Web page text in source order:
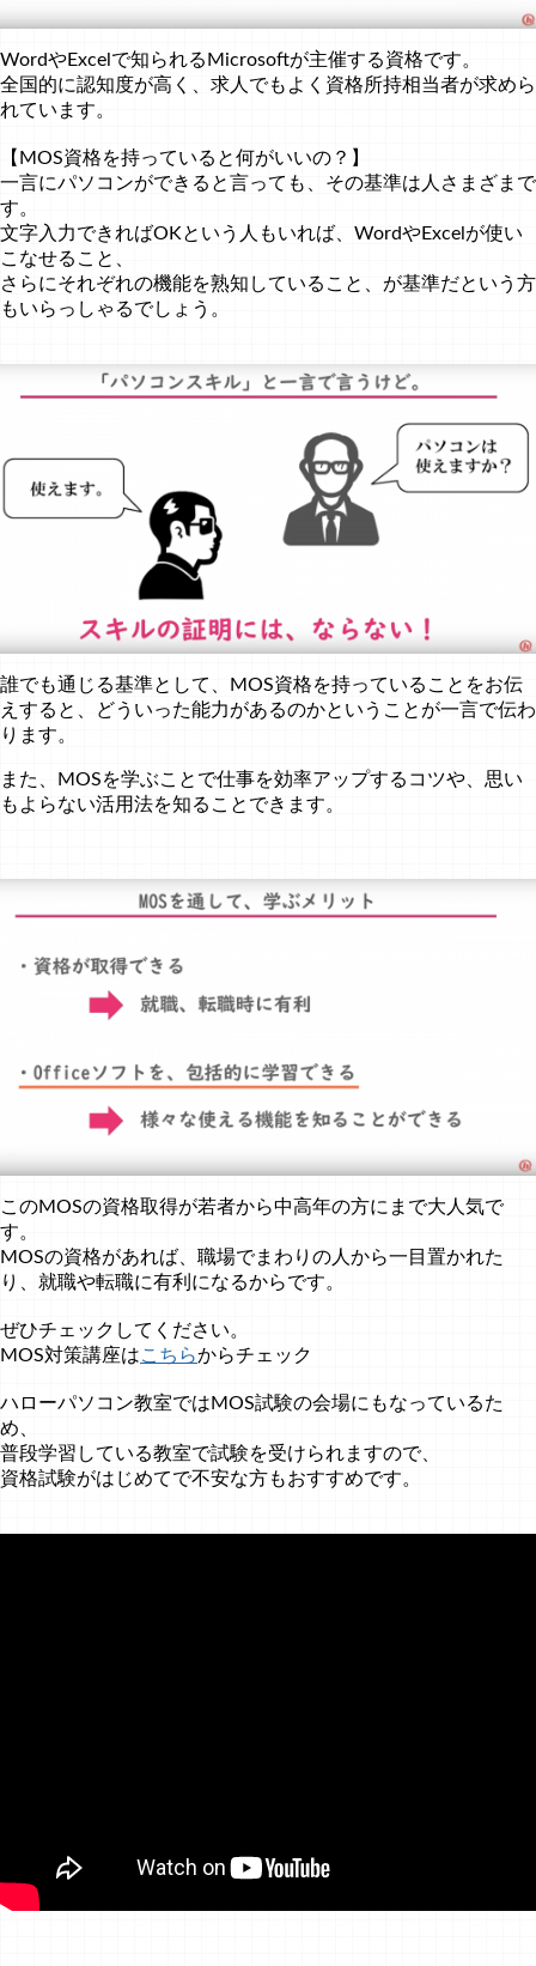
WordやExcelで知られるMicrosoftが主催する資格です。
全国的に認知度が高く、求人でもよく資格所持相当者が求めら
れています。
【MOS資格を持っていると何がいいの？】
一言にパソコンができると言っても、その基準は人さまざまで
す。
文字入力できればOKという人もいれば、WordやExcelが使い
こなせること、
さらにそれぞれの機能を熟知していること、が基準だという方
もいらっしゃるでしょう。
誰でも通じる基準として、MOS資格を持っていることをお伝
えすると、どういった能力があるのかということが一言で伝わ
ります。
また、MOSを学ぶことで仕事を効率アップするコツや、思い
もよらない活用法を知ることできます。
このMOSの資格取得が若者から中高年の方にまで大人気で
す。
MOSの資格があれば、職場でまわりの人から一目置かれた
り、就職や転職に有利になるからです。
ぜひチェックしてください。
MOS対策講座はこちらからチェック
ハローパソコン教室ではMOS試験の会場にもなっているた
め、
普段学習している教室で試験を受けられますので、
資格試験がはじめてで不安な方もおすすめです。